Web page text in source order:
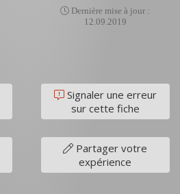
Dernière mise à jour :
12.09.2019
Signaler une erreur
sur cette fiche
Partager votre
expérience